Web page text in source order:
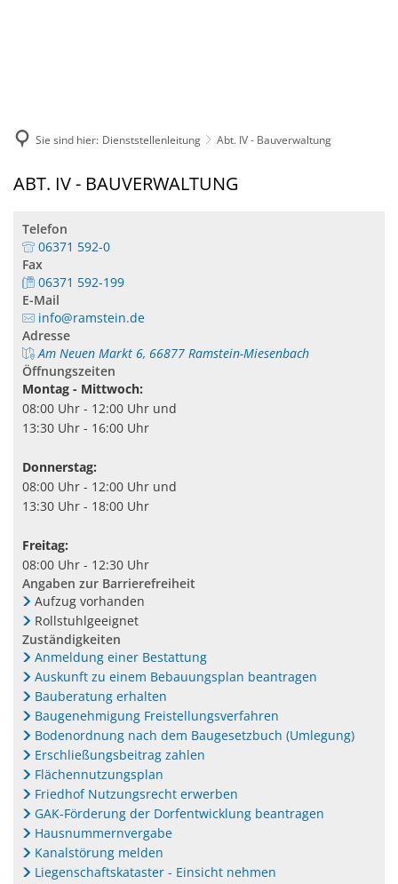
Sie sind hier: Dienststellenleitung Abt. IV - Bauverwaltung
ABT. IV - BAUVERWALTUNG
Telefon
06371 592-0
Fax
06371 592-199
E-Mail
info@ramstein.de
Adresse
Am Neuen Markt 6, 66877 Ramstein-Miesenbach
Öffnungszeiten
Montag - Mittwoch:
08:00 Uhr - 12:00 Uhr und
13:30 Uhr - 16:00 Uhr
Donnerstag:
08:00 Uhr - 12:00 Uhr und
13:30 Uhr - 18:00 Uhr
Freitag:
08:00 Uhr - 12:30 Uhr
Angaben zur Barrierefreiheit
Aufzug vorhanden
Rollstuhlgeeignet
Zuständigkeiten
Anmeldung einer Bestattung
Auskunft zu einem Bebauungsplan beantragen
Bauberatung erhalten
Baugenehmigung Freistellungsverfahren
Bodenordnung nach dem Baugesetzbuch (Umlegung)
Erschließungsbeitrag zahlen
Flächennutzungsplan
Friedhof Nutzungsrecht erwerben
GAK-Förderung der Dorfentwicklung beantragen
Hausnummernvergabe
Kanalstörung melden
Liegenschaftskataster - Einsicht nehmen